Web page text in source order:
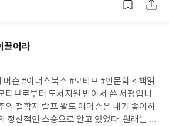
설을 읽고자 했던 나는 재미적인 부분이
가가 보여주는 일기에서 소년의 사랑의 솔
장히 노골적이면서 아름답기 까지 한다. 소
원고가 존재하였는지 조차 모르는 일기,편
다는 말로 독자들을 사실로 확신을 같게 한
읽으면서 그것이 소설적인 장치라는 것을
끌어라
슨 #이너스북스 #모티브 #인문학 < 책읽
티브로부터 도서지원 받아서 쓴 서평입니
의 철학자 랄프 왈도 에머슨은 내가 좋아하
정신적인 스승으로 알고 있었다. 원래는 이